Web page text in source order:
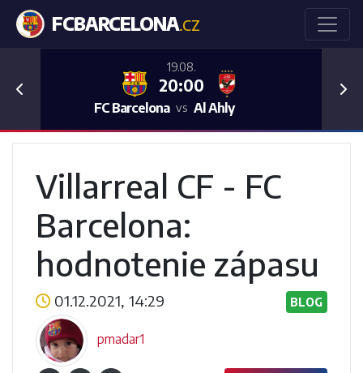
FCBARCELONA.CZ
19.08.
20:00
FC Barcelona vs Al Ahly
Previous
Villarreal CF - FC
Barcelona:
hodnotenie zápasu
01.12.2021, 14:29 BLOG
pmadar1